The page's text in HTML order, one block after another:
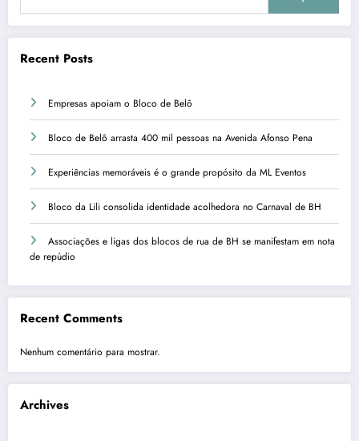
Recent Posts
Empresas apoiam o Bloco de Belô
Bloco de Belô arrasta 400 mil pessoas na Avenida Afonso Pena
Experiências memoráveis é o grande propósito da ML Eventos
Bloco da Lili consolida identidade acolhedora no Carnaval de BH
Associações e ligas dos blocos de rua de BH se manifestam em nota
de repúdio
Recent Comments
Nenhum comentário para mostrar.
Archives